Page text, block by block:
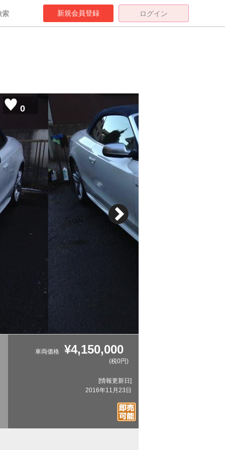
索 新規会員登録 ログイン
0
車両価格 ¥4,150,000
(税0円)
[情報更新日]
2016年11月23日